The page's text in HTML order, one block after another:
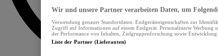
Wir und unsere Partner verarbeiten Daten, um
Verwendung genauer Standortdaten. Endgeräteeigenschaften zur
Zugriff auf Informationen auf einem Endgerät. Personalisierte Werbung
der Performance von Inhalten, Zielgruppenforschung sowie
Liste der Partner (Lieferanten)